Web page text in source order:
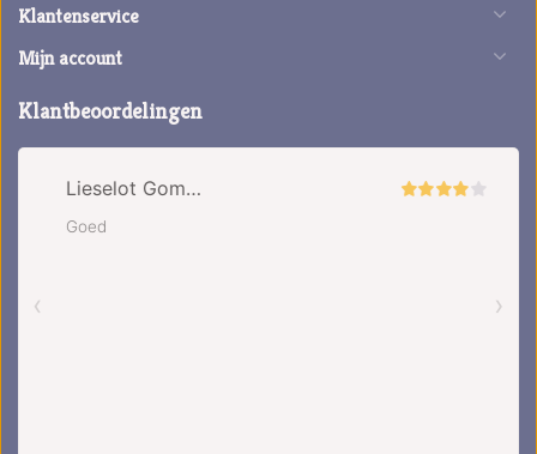
Klantenservice
Mijn account
Klantbeoordelingen